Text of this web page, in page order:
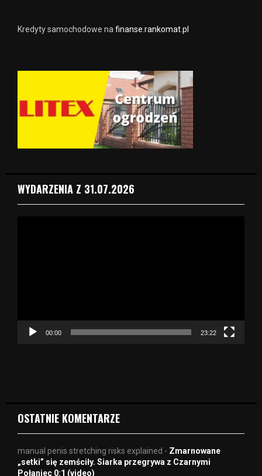
Kredyty samochodowe na finanse.rankomat.pl
WYDARZENIA Z 31.07.2026
c
00:00 23:22
OSTATNIE KOMENTARZE
manual penis stretching risks explained - Zmarnowane
„setki” się zemściły. Siarka przegrywa z Czarnymi
Połaniec 0:1 (video)